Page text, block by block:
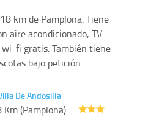
km de Pamplona. Tiene
aire acondicionado, TV
wi-fi gratis. También tiene
bajo petición.
De Andosilla
Km (Pamplona)